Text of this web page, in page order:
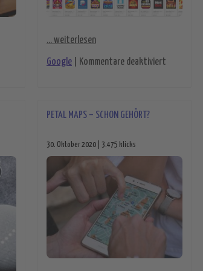
für Zurück zum einfachen Notebook
... weiterlesen
Google Kommentare deaktiviert
PETAL MAPS – SCHON GEHÖRT?
30. Oktober 2020 | 3.475 klicks